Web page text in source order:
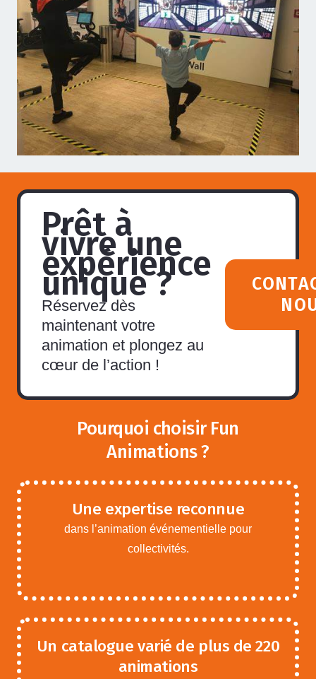
Prêt à
vivre une
expérience
unique ?
Réservez dès
maintenant votre
animation et plongez au
cœur de l’action !
Pourquoi choisir Fun
Animations ?
Une expertise reconnue
dans l’animation événementielle pour
collectivités.
Un catalogue varié de plus de 220
animations